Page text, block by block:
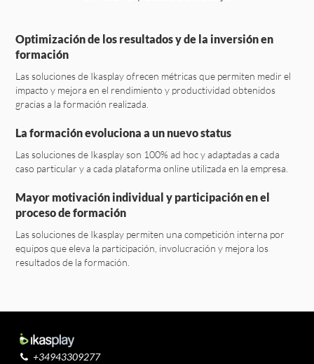
Optimización de los resultados y de la inversión en
formación
Las soluciones de Ikasplay ofrecen métricas que permiten medir el
impacto y mejora en el rendimiento y productividad obtenidos
gracias a la formación realizada.
La formación evoluciona a un nuevo status
Las soluciones de Ikasplay son 100% ad hoc y adaptadas a cada
caso particular y a cada plataforma online utilizada en la empresa.
Mayor motivación individual y participación en el
proceso de formación
Las soluciones de Ikasplay permiten una competición interna por
equipos que eleva la participación, involucración y mejora los
resultados de la formación.
+34943309277